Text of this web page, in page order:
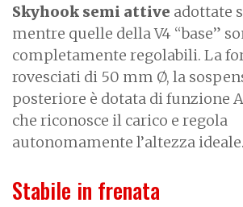
Skyhook semi attive adottate
mentre quelle della V4 “base”
completamente regolabili. La
rovesciati di 50 mm Ø, la
posteriore è dotata di funzione
che riconosce il carico e regola
autonomamente l’altezza ideale.
Stabile in frenata